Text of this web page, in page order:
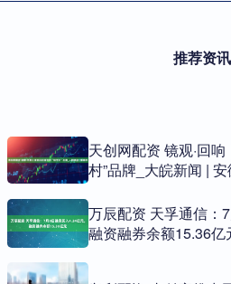
推荐资讯
天创网配资 镜观·回
村”品牌_大皖新闻 |
万辰配资 天孚通信：
融资融券余额15.36亿